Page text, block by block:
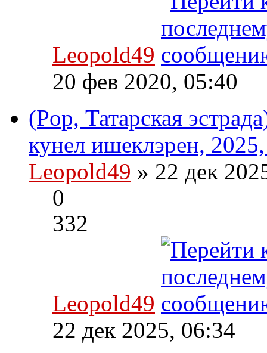
Leopold49
20 фев 2020, 05:40
(Pop, Татарская
кунел ишеклэрен,
Leopold49 » 22 дек
0
332
Leopold49
22 дек 2025, 06:34